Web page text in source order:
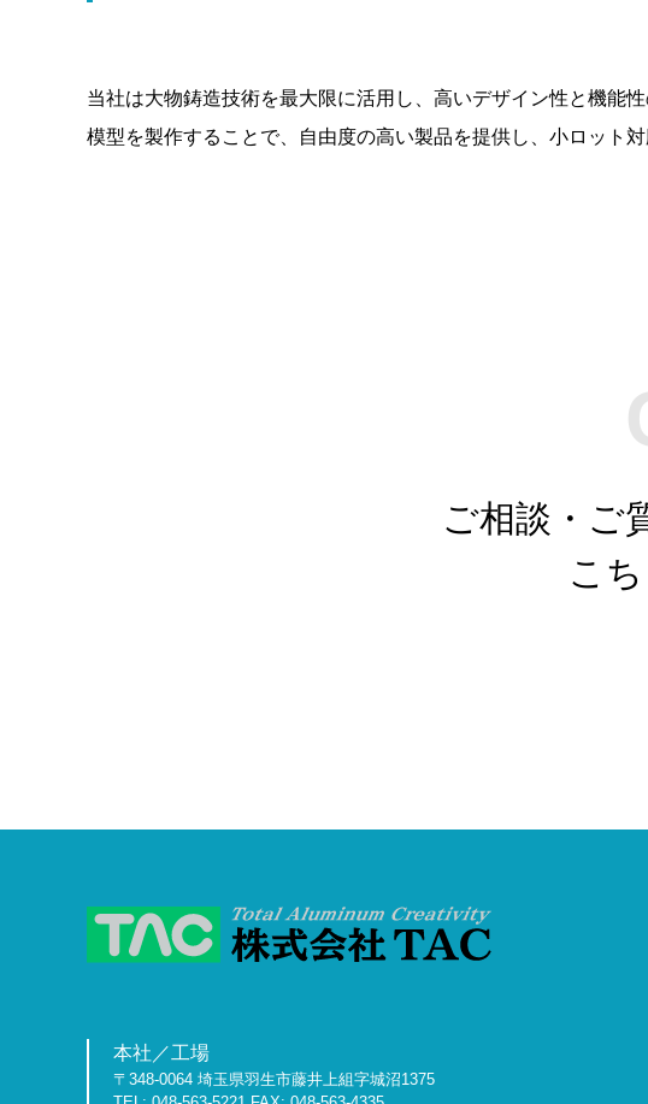
当社は大物鋳造技術を最大限に活用し、高いデザイン性と機能
模型を製作することで、自由度の高い製品を提供し、小ロット対
ご相談・ご
こ
本社／工場
〒348-0064 埼玉県羽生市藤井上組字城沼1375